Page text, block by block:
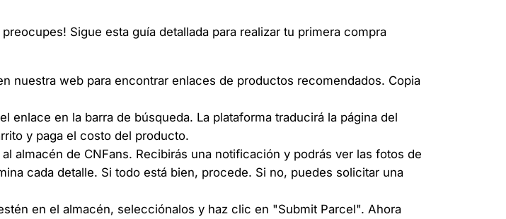
Sigue esta guía detallada para realizar tu primera compra
nuestra web para encontrar enlaces de productos recomendados. Copia
enlace en la barra de búsqueda. La plataforma traducirá la página del
y paga el costo del producto.
almacén de CNFans. Recibirás una notificación y podrás ver las fotos de
cada detalle. Si todo está bien, procede. Si no, puedes solicitar una
en el almacén, selecciónalos y haz clic en "Submit Parcel". Ahora